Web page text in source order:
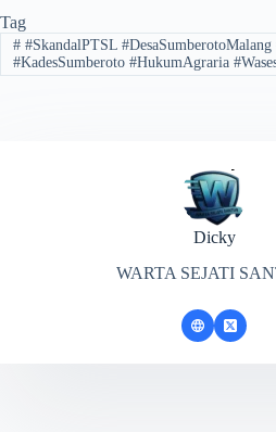
Tag
##SkandalPTSL #DesaSumberotoMalang
#KadesSumberoto #HukumAgraria
Dicky
WARTA SEJATI